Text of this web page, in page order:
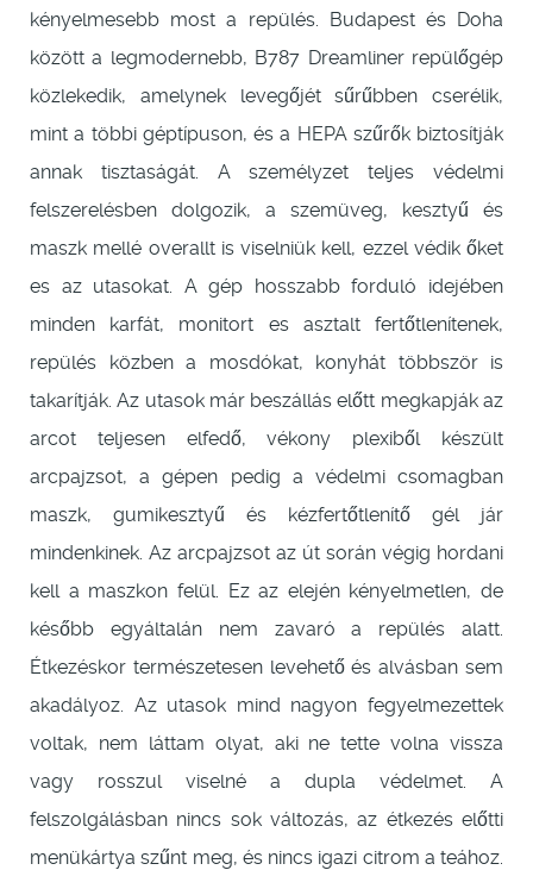
kényelmesebb most a repülés. Budapest és Doha
között a legmodernebb, B787 Dreamliner repülőgép
közlekedik, amelynek levegőjét sűrűbben cserélik,
mint a többi géptípuson, és a HEPA szűrők biztosítják
annak tisztaságát. A személyzet teljes védelmi
felszerelésben dolgozik, a szemüveg, kesztyű és
maszk mellé overallt is viselniük kell, ezzel védik őket
es az utasokat. A gép hosszabb forduló idejében
minden karfát, monitort es asztalt fertőtlenítenek,
repülés közben a mosdókat, konyhát többször is
takarítják. Az utasok már beszállás előtt megkapják az
arcot teljesen elfedő, vékony plexiből készült
arcpajzsot, a gépen pedig a védelmi csomagban
maszk, gumikesztyű és kézfertőtlenítő gél jár
mindenkinek. Az arcpajzsot az út során végig hordani
kell a maszkon felül. Ez az elején kényelmetlen, de
később egyáltalán nem zavaró a repülés alatt.
Étkezéskor természetesen levehető és alvásban sem
akadályoz. Az utasok mind nagyon fegyelmezettek
voltak, nem láttam olyat, aki ne tette volna vissza
vagy rosszul viselné a dupla védelmet. A
felszolgálásban nincs sok változás, az étkezés előtti
menükártya szűnt meg, és nincs igazi citrom a teához.